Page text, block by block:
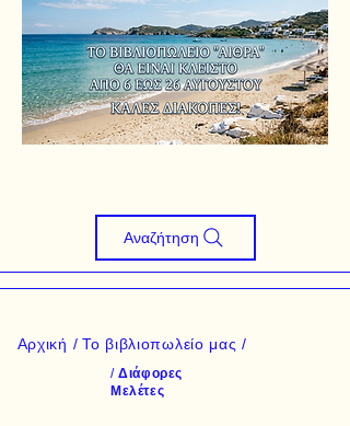
Αναζήτηση
Αρχική / Το βιβλιοπωλείο μας /
/Διάφορες
Μελέτες